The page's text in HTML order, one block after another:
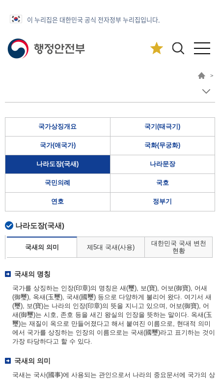
이 누리집은 대한민국 공식 전자정부 누리집입니다.
>
국가상징개요 국기(태극기)
국가(애국가) 국화(무궁화)
나라도장(국새) 나라문장
국민의례 국호
연호 정부기
나라도장(국새)
국새의 의미 제5대 국새(사용)
대한민국 국새 변천
현황
국새의 명칭
국가를 상징하는 인장(印章)의 명칭은 새(璽), 보(寶), 어보(御寶), 어새
(御璽), 옥새(玉璽), 국새(國璽) 등으로 다양하게 불리어 왔다. 여기서 새
(璽), 보(寶)는 나라의 인장(印章)의 뜻을 지니고 있으며, 어보(御寶), 어
새(御璽)는 시호, 존호 등을 새긴 왕실의 인장을 뜻하는 말이다. 옥새(玉
璽)는 재질이 옥으로 만들어졌다고 해서 붙여진 이름으로, 현대적 의미
에서 국가를 상징하는 인장의 이름으로는 국새(國璽)라고 표기하는 것이
가장 타당하다고 할 수 있다.
국새의 의미
국새는 국사(國事)에 사용되는 관인으로서 나라의 중요문서에 국가의 상